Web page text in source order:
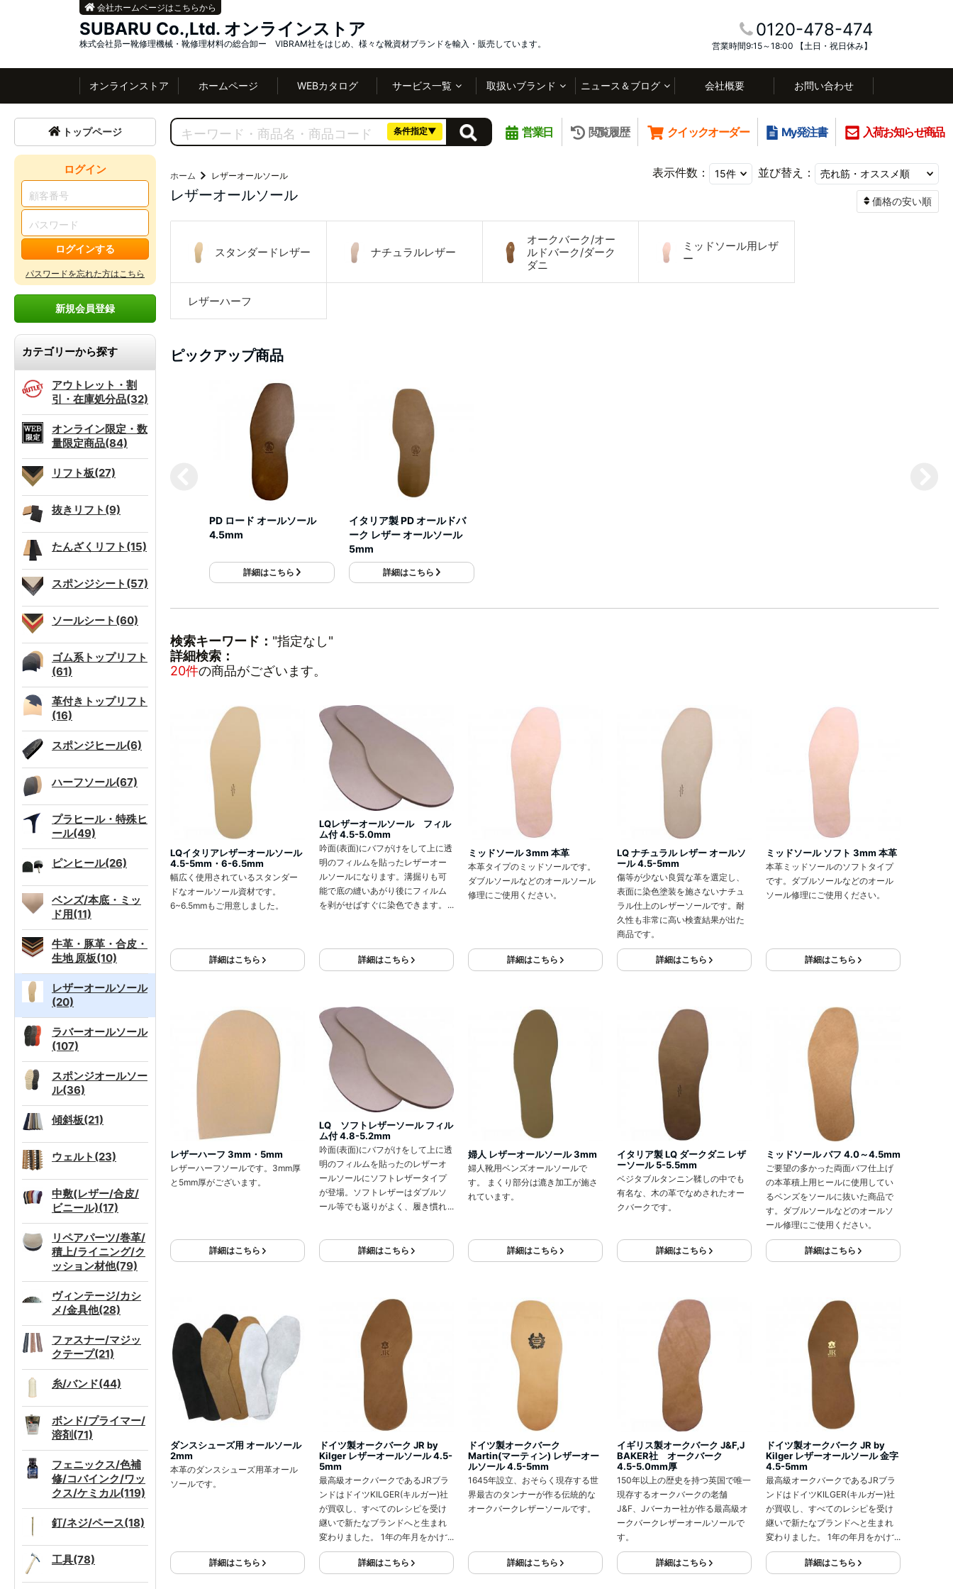
SUBARU Co.,Ltd. オンラインストア
株式会社昴ー靴修理機械・靴修理材料の総合卸ー VIBRAM社をはじめ、様々な靴資材ブランドを輸入・販売しています。
0120-478-474
営業時間9:15～18:00 【土日・祝日休み】
会社ホームページはこちらから
オンラインストア ホームページ WEBカタログ サービス一覧 取扱いブランド ニュース＆ブログ 会社概要 お問い合わせ
トップページ
ログイン
ログインする
パスワードを忘れた方はこちら
新規会員登録
カテゴリーから探す
アウトレット・割
引・在庫処分品(32)
オンライン限定・数
量限定商品(84)
リフト板(27)
抜きリフト(9)
たんざくリフト(15)
スポンジシート(57)
ソールシート(60)
ゴム系トップリフト
(61)
革付きトップリフト
(16)
スポンジヒール(6)
ハーフソール(67)
プラヒール・特殊ヒ
ール(49)
ピンヒール(26)
ベンズ/本底・ミッ
ド用(11)
牛革・豚革・合皮・
生地 原板(10)
レザーオールソール
(20)
ラバーオールソール
(107)
スポンジオールソー
ル(36)
傾斜板(21)
ウェルト(23)
中敷(レザー/合皮/
ビニール)(17)
リペアパーツ/巻革/
積上/ライニング/ク
ッション材他(79)
ヴィンテージ/カシ
メ/金具他(28)
ファスナー/マジッ
クテープ(21)
糸/バンド(44)
ボンド/プライマー/
溶剤(71)
フェニックス/色補
修/コバインク/ワッ
クス/ケミカル(119)
釘/ネジ/ペース(18)
工具(78)
条件指定▼ 営業日 閲覧履歴 クイックオーダー My発注書 入荷お知らせ商品
ホーム レザーオールソール
レザーオールソール
スタンダードレザー ナチュラルレザー
オークバーク/オー
ルドバーク/ダーク
ダニ
ミッドソール用レザ
ー
レザーハーフ
表示件数： 並び替え：
価格の安い順
ピックアップ商品
PD ロード オールソール
4.5mm
詳細はこちら
イタリア製 PD オールドバ
ーク レザー オールソール
5mm
詳細はこちら
検索キーワード： "指定なし"
詳細検索：
20件の商品がございます。
LQイタリアレザーオールソール
4.5-5mm・6-6.5mm
幅広く使用されているスタンダー
ドなオールソール資材です。
6~6.5mmもご用意しました。
詳細はこちら
LQレザーオールソール フィル
ム付 4.5-5.0mm
吟面(表面)にバフがけをして上に透
明のフィルムを貼ったレザーオー
ルソールになります。溝掘りも可
能で底の縫いあがり後にフィルム
を剥がせばすぐに染色できます。
減される効率的な商品です。
詳細はこちら
ミッドソール 3mm 本革
本革タイプのミッドソールです。
ダブルソールなどのオールソール
修理にご使用ください。
詳細はこちら
LQ ナチュラル レザー オールソ
ール 4.5-5mm
傷等が少ない良質な革を選定し、
表面に染色塗装を施さないナチュ
ラル仕上のレザーソールです。耐
久性も非常に高い検査結果が出た
商品です。
詳細はこちら
ミッドソール ソフト 3mm 本革
本革ミッドソールのソフトタイプ
です。ダブルソールなどのオール
ソール修理にご使用ください。
詳細はこちら
レザーハーフ 3mm・5mm
レザーハーフソールです。3mm厚
と5mm厚がございます。
詳細はこちら
LQ ソフトレザーソール フィル
ム付 4.8-5.2mm
吟面(表面)にバフがけをして上に透
明のフィルムを貼ったのレザーオ
ールソールにソフトレザータイプ
が登場。ソフトレザーはダブルソ
ール等でも返りがよく、履き慣れ
なくし、作業中の傷・汚れの心配
も軽減されます。 1足単位
詳細はこちら
婦人 レザーオールソール 3mm
婦人靴用ベンズオールソールで
す。 まくり部分は漉き加工が施さ
れています。
詳細はこちら
イタリア製 LQ ダークダニ レザ
ーソール 5-5.5mm
ベジタブルタンニン鞣しの中でも
有名な、木の革でなめされたオー
クバークです。
詳細はこちら
ミッドソール バフ 4.0～4.5mm
ご要望の多かった両面バフ仕上げ
の本革積上用ヒールに使用してい
るベンズをソールに抜いた商品で
す。ダブルソールなどのオールソ
ール修理にご使用ください。
詳細はこちら
ダンスシューズ用 オールソール
2mm
本革のダンスシューズ用革オール
ソールです。
詳細はこちら
ドイツ製オークバーク JR by
Kilger レザーオールソール 4.5-
5mm
最高級オークバークであるJRブラ
ンドはドイツKILGER(キルガー)社
が買収し、すべてのレシピを受け
継いで新たなブランドへと生まれ
変わりました。 1年の年月をかけて
作られるこのベンズは屈強であし
になじみやすく、ヨーロッパの最
詳細はこちら
ドイツ製オークバーク
Martin(マーティン) レザーオー
ルソール 4.5-5mm
1645年設立、おそらく現存する世
界最古のタンナーが作る伝統的な
オークバークレザーソールです。
詳細はこちら
イギリス製オークバーク J&F,J
BAKER社 オークバーク
4.5-5.0mm厚
150年以上の歴史を持つ英国で唯一
現存するオークバークの老舗
J&F、Jバーカー社が作る最高級オ
ークバークレザーオールソールで
す。
詳細はこちら
ドイツ製オークバーク JR by
Kilger レザーオールソール 金字
4.5-5mm
最高級オークバークであるJRブラ
ンドはドイツKILGER(キルガー)社
が買収し、すべてのレシピを受け
継いで新たなブランドへと生まれ
変わりました。 1年の年月をかけて
作られるこのベンズは屈強であし
になじみやすく、ヨーロッパの最
詳細はこちら